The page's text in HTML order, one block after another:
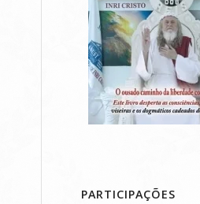
PARTICIPAÇÕES